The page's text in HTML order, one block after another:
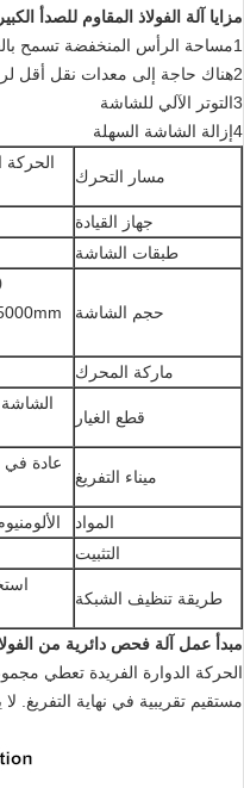
مزايا آلة الفولاذ المقاوم للصدأ
1مساحة الرأس المنخفضة تسمح بالعمل في المناطق المحدودة، مما يقلل من تكلفة بناء المباني وصيانتها.
2هناك حاجة إلى معدات نقل أقل لرفع المواد إلى منفذ التغذية.
3التوتر الآلي للشاشة
4إزالة الشاشة السهلة
مسار التحرك
الحركة
جهاز القيادة
طبقات الشاشة
حجم الشاشة
ماركة المحرك
قطع الغيار
ميناء التفريغ
عادة في
المواد
التثبيت
طريقة تنظيف الشبكة
مبدأ عمل آلة فحص دائرية من
الحركة الدوارة الفريدة تعطي
مستقيم تقريبية في نهاية